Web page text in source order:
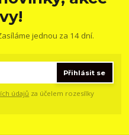
jednou za 14 dní.
Přihlásit se
údajů za účelem rozesílky